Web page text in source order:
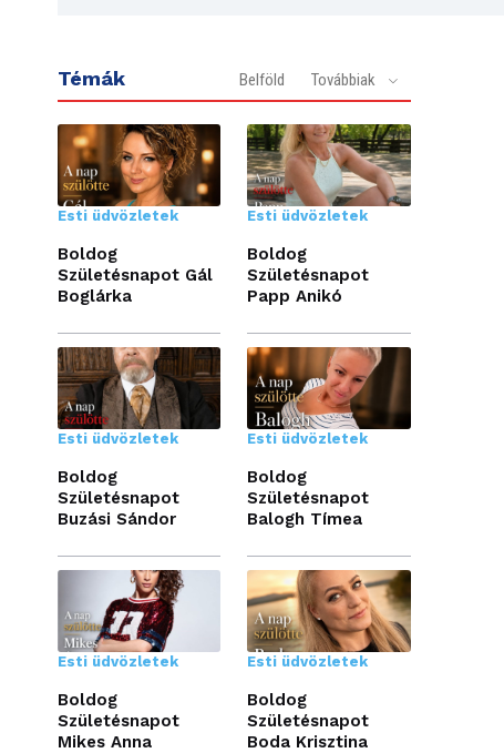
Témák Belföld Továbbiak
Esti üdvözletek
Boldog
Születésnapot Gál
Boglárka
Esti üdvözletek
Boldog
Születésnapot
Papp Anikó
Esti üdvözletek
Boldog
Születésnapot
Buzási Sándor
Esti üdvözletek
Boldog
Születésnapot
Balogh Tímea
Esti üdvözletek
Boldog
Születésnapot
Mikes Anna
Esti üdvözletek
Boldog
Születésnapot
Boda Krisztina